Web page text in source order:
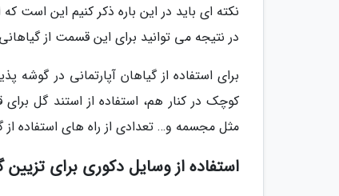
نکته ای باید در این باره ذکر کنیم این است
در نتیجه می توانید برای این قسمت از
برای استفاده از گیاهان آپارتمانی در
کوچک در کنار هم، استفاده از استند گل برای
مثل مجسمه و… تعدادی از راه های استفاده از
استفاده از وسایل دکوری برای تزیین